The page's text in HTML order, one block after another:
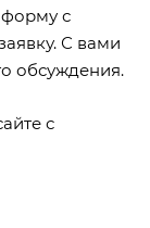
форму с
С вами
обсуждения.
с